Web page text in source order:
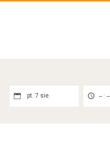
pt. 7 sie. -- : --